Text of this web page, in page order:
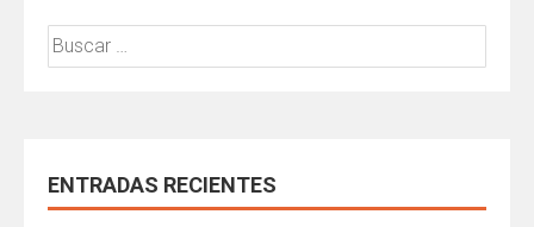
Buscar:
ENTRADAS RECIENTES